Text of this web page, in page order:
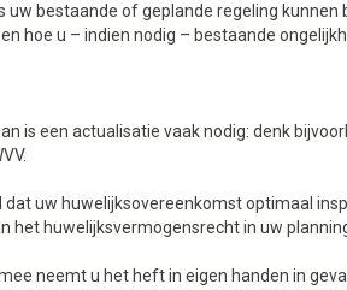
bestaande of geplande regeling kunnen
hoe u – indien nodig – bestaande
is een actualisatie vaak nodig: denk
dat uw huwelijksovereenkomst optimaal
het huwelijksvermogensrecht in uw
neemt u het heft in eigen handen in